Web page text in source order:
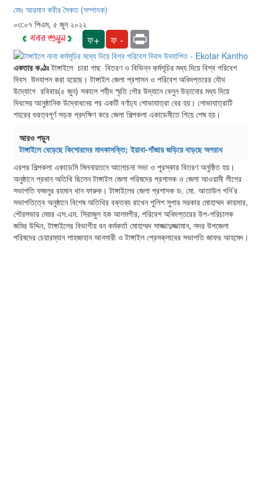
মোঃ আরমান কবীর সৈকত (সম্পাদক)
০৩:০৭ পিএম, ৫ জুন ২০২২
ফ+ ফ -
একতার কণ্ঠঃটাঙ্গাইলে চারা গাছ বিতরণ ও বিভিন্ন কর্মসূচির মধ্য দিয়ে বিশ্ব পরিবেশ
দিবস উদযাপন করা হয়েছে। টাঙ্গাইল জেলা প্রশাসন ও পরিবেশ অধিদপ্তরের যৌথ
উদ্যোগে রবিবার(৫ জুন) সকালে শহীদ স্মৃতি পৌর উদ্যানে বেলুন উড়ানোর মধ্য দিয়ে
দিবসের আনুষ্ঠানিক উদ্বোধনের পর একটি বর্ণাঢ্য শোভাযাত্রা বের হয়। শোভাযাত্রাটি
শহরের গুরত্বপূর্ণ সড়ক প্রদক্ষিণ করে জেলা শিল্পকলা একাডেমীতে গিয়ে শেষ হয়।
আরও পড়ুন
টাঙ্গাইলে বেড়েছে কিশোরদের মাদকাসক্তি; ইয়াবা-গাঁজায় জড়িয়ে বাড়ছে অপরাধ
এরপর শিল্পকলা একাডেমি মিলনায়তনে আলোচনা সভা ও পুরস্কার বিতরণ অনুষ্ঠিত হয়।
অনুষ্ঠানে প্রধান অতিথি ছিলেন টাঙ্গাইল জেলা পরিষদের প্রশাসক ও জেলা আওয়ামী লীগের
সভাপতি ফজলুর রহমান খান ফারুক। টাঙ্গাইলের জেলা প্রশাসক ড. মো. আতাউল গনি’র
সভাপতিত্বে অনুষ্ঠানে বিশেষ অতিথির বক্তব্য রাখেন পুলিশ সুপার সরকার মোহাম্মদ কায়সার,
পৌরসভার মেয়র এস.এম. সিরাজুল হক আলমগীর, পরিবেশ অধিদপ্তরের উপ-পরিচালক
জমির উদ্দিন, টাঙ্গাইলের বিভাগীয় বন কর্মকর্তা মোহাম্মদ সাজ্জাদুজ্জামান, সদর উপজেলা
পরিষদের চেয়ারম্যান শাহজাহান আনসারী ও টাঙ্গাইল প্রেসক্লাবের সভাপতি জাফর আহমেদ।